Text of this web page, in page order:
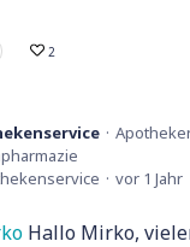
2
vor 1 Jahr
Hallo Mirko,